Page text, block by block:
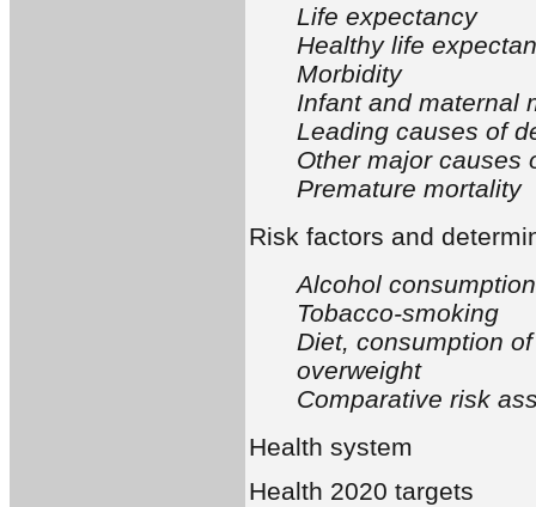
Life expectancy
Healthy life
Morbidity
Infant and maternal
Leading causes of
Other major causes
Premature mortality
Risk factors and
Alcohol consumption
Tobacco-smoking
Diet, consumption
overweight
Comparative risk
Health system
Health 2020 targets